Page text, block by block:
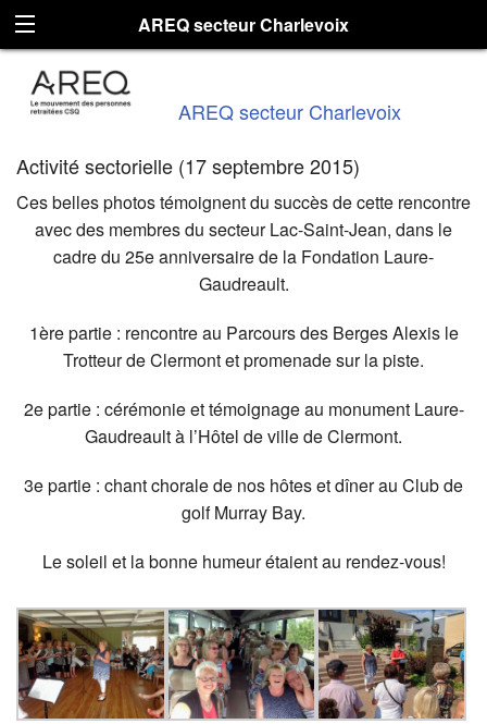
AREQ secteur Charlevoix
AREQ secteur Charlevoix
Activité sectorielle (17 septembre 2015)
Ces belles photos témoignent du succès de cette rencontre
avec des membres du secteur Lac-Saint-Jean, dans le
cadre du 25e anniversaire de la Fondation Laure-
Gaudreault.
1ère partie : rencontre au Parcours des Berges Alexis le
Trotteur de Clermont et promenade sur la piste.
2e partie : cérémonie et témoignage au monument Laure-
Gaudreault à l’Hôtel de ville de Clermont.
3e partie : chant chorale de nos hôtes et dîner au Club de
golf Murray Bay.
Le soleil et la bonne humeur étaient au rendez-vous!